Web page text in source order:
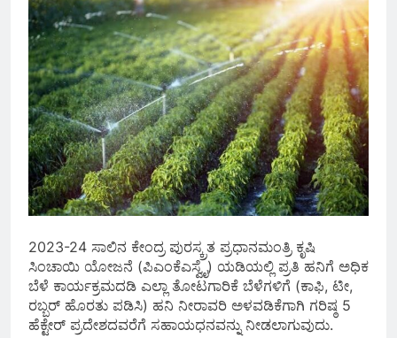
2023-24 ಸಾಲಿನ ಕೇಂದ್ರ ಪುರಸ್ಕ್ರತ ಪ್ರಧಾನಮಂತ್ರಿ ಕೃಷಿ
ಸಿಂಚಾಯಿ ಯೋಜನೆ (ಪಿಎಂಕೆಎಸ್ವೈ) ಯಡಿಯಲ್ಲಿ ಪ್ರತಿ ಹನಿಗೆ ಅಧಿಕ
ಬೆಳೆ ಕಾರ್ಯಕ್ರಮದಡಿ ಎಲ್ಲಾ ತೋಟಗಾರಿಕೆ ಬೆಳೆಗಳಿಗೆ (ಕಾಫಿ, ಟೀ,
ರಬ್ಬರ್ ಹೊರತು ಪಡಿಸಿ) ಹನಿ ನೀರಾವರಿ ಅಳವಡಿಕೆಗಾಗಿ ಗರಿಷ್ಠ 5
ಹೆಕ್ಟೇರ್ ಪ್ರದೇಶದವರೆಗೆ ಸಹಾಯಧನವನ್ನು ನೀಡಲಾಗುವುದು.